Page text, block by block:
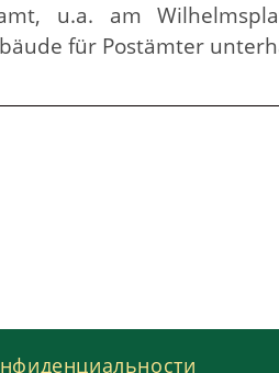
u.a. am
für Postämter